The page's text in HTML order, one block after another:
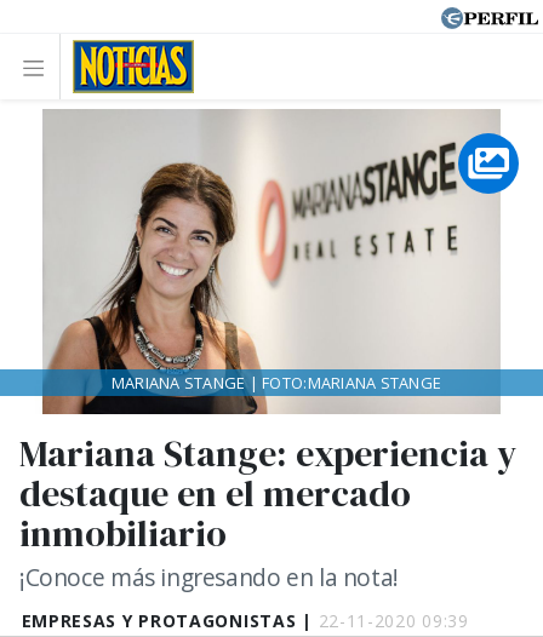
EMPRESAS Y PROTAGONISTAS | 22-11-2020 09:39
Mariana Stange: experiencia y
destaque en el mercado
inmobiliario
¡Conoce más ingresando en la nota!
MARIANA STANGE | FOTO:MARIANA STANGE